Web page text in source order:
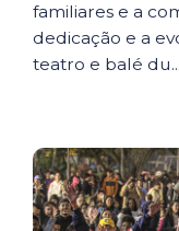
familiares e a
dedicação e a
teatro e balé du...